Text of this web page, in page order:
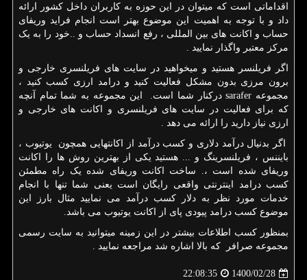
اقداماتی است که میتوان در این حوزه به کاربران داخل کشور ارائه
داد و با توجه به اهمیت این موضوع بهتر است انجام فراید وریفای
حساب و اکانت های بین المللی ، رفع انسداد حساب و ..خود را به یک
مرکز معتبر واگذار نمایید .
اگر فریلنسر هستید و میخواهید در سایت های فریلنسری خارجی و
برون مرزی بدون مشکل فعالیت کنید و درامد ارزی کسب کنید ،
مجموعه saraferدرکنار شما است. این مجموعه به شما تمام آنچه
که برای فعالیت در سایت های فریلنسری و اکانت های خارجی و
ارزی نیاز دارید را ارائه می دهد .
اگر بدنیال درآمد دلاری و کسب درآمد از اکانتهایی همچون یوتیوب ،
بایننس ، فریلنسرینگ و ... هستید یکی از بهترین روش ها را اکانت
وریفای شده است ،. ساخت اکانت وریفای شده یک راه مطمئن
کسب درامد اینترنتی واقعی رایگان است یعنی شما تنها با انجام
خدمات مورد نظر به دلار کسب درآمد می نمایید مثال بارز این
موضوع کسب درامد پیودی پای از اکانت یوتیوب می باشد.
بمنظور کسب اطلاعات بیشتر در این زمینه میتوانید به سایت رسمی
مجموعه صرافر که بالا اشاره شد مراجعه نمایید .
1400/02/28
22:08:35